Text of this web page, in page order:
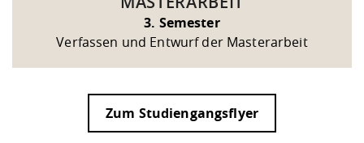
3. Semester
Verfassen und Entwurf der Masterarbeit
Zum Studiengangsflyer